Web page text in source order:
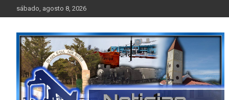
to
sábado, agosto 8, 2026